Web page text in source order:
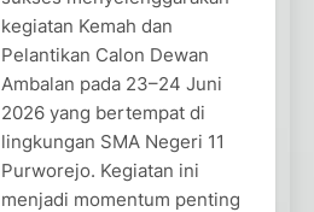
kegiatan Kemah dan
Pelantikan Calon Dewan
Ambalan pada 23–24 Juni
2026 yang bertempat di
lingkungan SMA Negeri 11
Purworejo. Kegiatan ini
menjadi momentum penting